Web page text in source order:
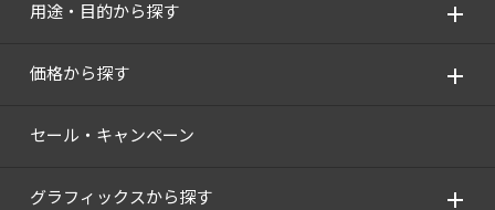
用途・目的から探す
価格から探す
セール・キャンペーン
グラフィックスから探す